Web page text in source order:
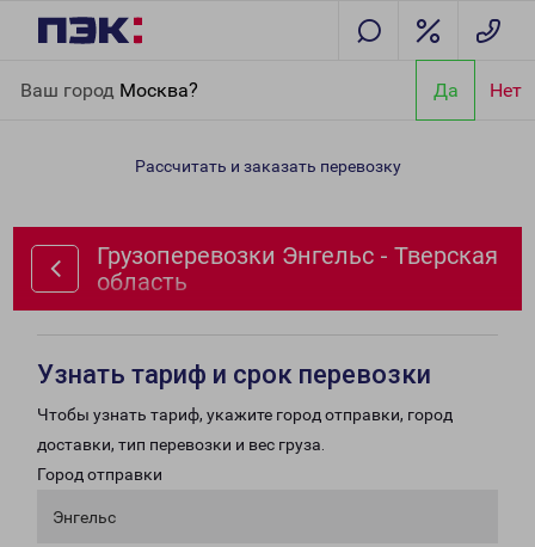
Ваш город Москва? Да Нет
область
Рассчитать и заказать перевозку
Грузоперевозки Энгельс - Тверская
область
Узнать тариф и срок перевозки
Чтобы узнать тариф, укажите город отправки, город
доставки, тип перевозки и вес груза.
Город отправки
Энгельс